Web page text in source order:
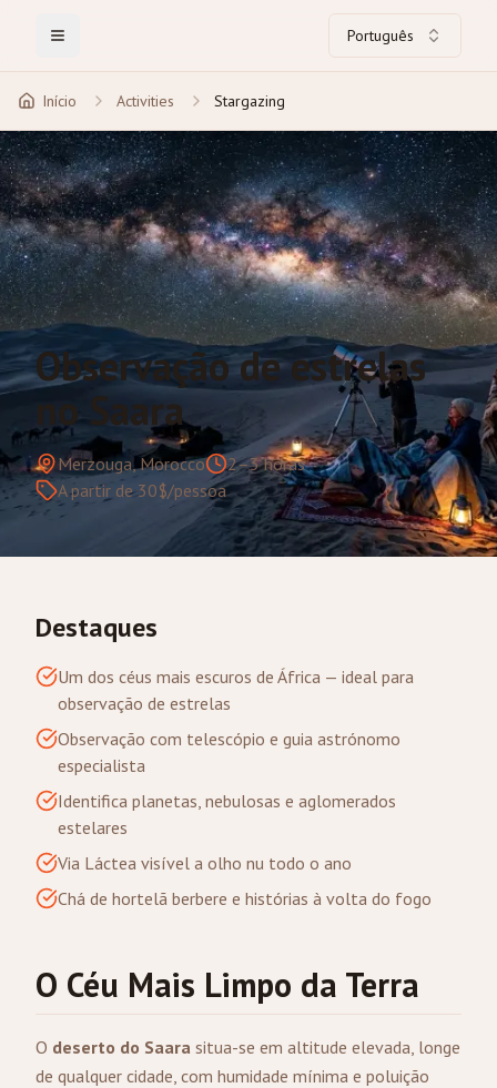
Toggle Menu Português
Início Activities Stargazing
Observação de estrelas
no Saara
Merzouga, Morocco
2–3 horas
A partir de 30$/pessoa
Destaques
Um dos céus mais escuros de África — ideal para
observação de estrelas
Observação com telescópio e guia astrónomo
especialista
Identifica planetas, nebulosas e aglomerados
estelares
Via Láctea visível a olho nu todo o ano
Chá de hortelã berbere e histórias à volta do fogo
O Céu Mais Limpo da Terra
O deserto do Saara situa-se em altitude elevada, longe
de qualquer cidade, com humidade mínima e poluição